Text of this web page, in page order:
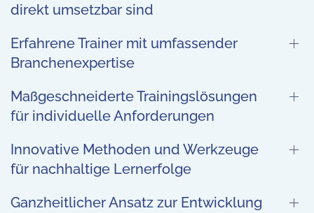
direkt umsetzbar sind
Erfahrene Trainer mit umfassender
Branchenexpertise
Maßgeschneiderte Trainingslösungen
für individuelle Anforderungen
Innovative Methoden und Werkzeuge
für nachhaltige Lernerfolge
Ganzheitlicher Ansatz zur Entwicklung